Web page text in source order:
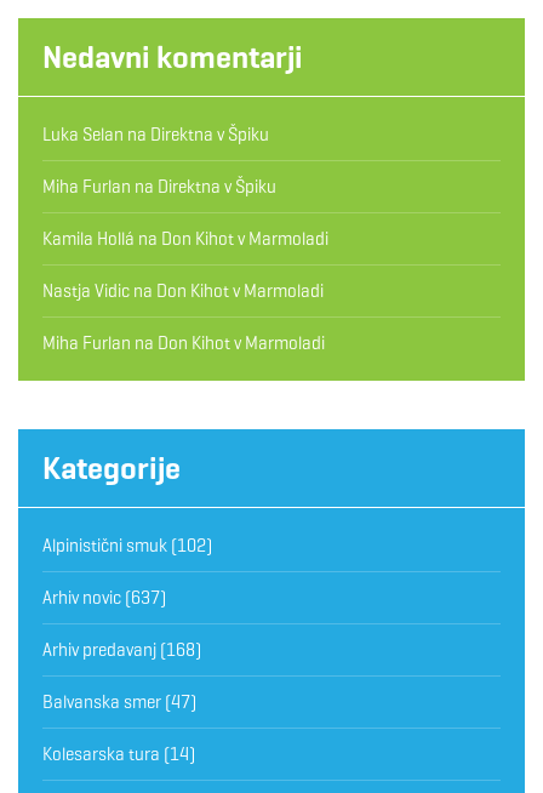
Nedavni komentarji
Luka Selan na Direktna v Špiku
Miha Furlan na Direktna v Špiku
Kamila Hollá na Don Kihot v Marmoladi
Nastja Vidic na Don Kihot v Marmoladi
Miha Furlan na Don Kihot v Marmoladi
Kategorije
Alpinistični smuk (102)
Arhiv novic (637)
Arhiv predavanj (168)
Balvanska smer (47)
Kolesarska tura (14)